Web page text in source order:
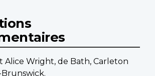
Alice Wright, de Bath, Carleton